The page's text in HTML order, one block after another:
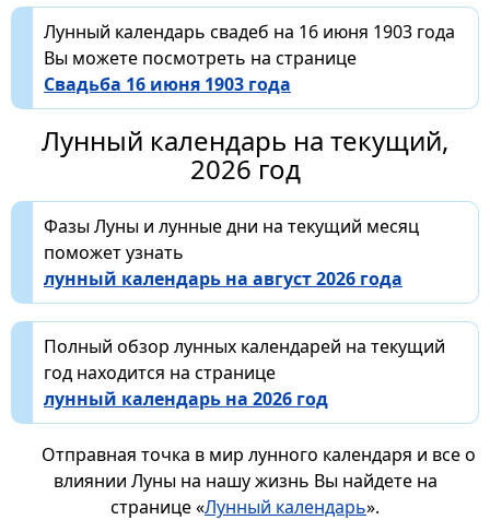
Лунный календарь свадеб на 16 июня 1903 года
Вы можете посмотреть на странице
Свадьба 16 июня 1903 года
Лунный календарь на текущий,
2026 год
Фазы Луны и лунные дни на текущий месяц
поможет узнать
лунный календарь на август 2026 года
Полный обзор лунных календарей на текущий
год находится на странице
лунный календарь на 2026 год
Отправная точка в мир лунного календаря и все о
влиянии Луны на нашу жизнь Вы найдете на
странице «Лунный календарь».